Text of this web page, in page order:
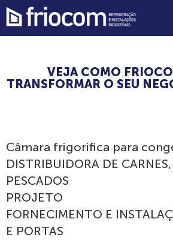
VEJA COMO
TRANSFORMAR O SEU
Câmara frigorifica para
DISTRIBUIDORA DE CARNES,
PESCADOS
PROJETO
FORNECIMENTO E
E PORTAS